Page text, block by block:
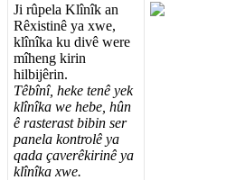
Ji rûpela Klînîk an
Rêxistinê ya xwe,
klînîka ku divê were
mîheng kirin
hilbijêrin.
Têbînî, heke tenê yek
klînîka we hebe hûn
ê rasterast bibin ser
panela kontrolê ya
qada çaverêkirinê ya
klînîka xwe.